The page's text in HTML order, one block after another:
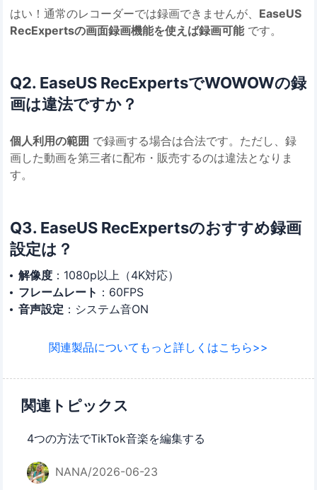
はい！通常のレコーダーでは録画できませんが、 EaseUS
RecExpertsの画面録画機能を使えば録画可能です。
Q2. EaseUS RecExpertsでWOWOWの録
画は違法ですか？
個人利用の範囲 で録画する場合は合法です。ただし、録
画した動画を第三者に配布・販売するのは違法となりま
す。
Q3. EaseUS RecExpertsのおすすめ録画
設定は？
解像度：1080p以上（4K対応）
フレームレート ：60FPS
音声設定 ：システム音ON
関連製品についてもっと詳しくはこちら>>
関連トピックス
4つの方法でTikTok音楽を編集する
NANA/2026-06-23